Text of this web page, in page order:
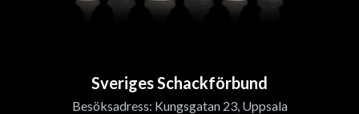
Sveriges Schackförbund
Besöksadress: Kungsgatan 23, Uppsala